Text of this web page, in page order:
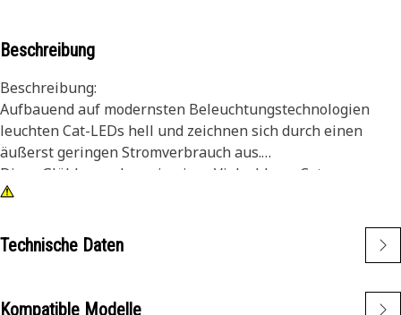
Beschreibung
Beschreibung:
Aufbauend auf modernsten Beleuchtungstechnologien
leuchten Cat-LEDs hell und zeichnen sich durch einen
äußerst geringen Stromverbrauch aus.
Diese Glühlampe kann in einer Vielzahl von Cat-
Maschinen eingesetzt werden; sie zeichnet sich durch
Merkmale:
• 24 V
Technische Daten
Kompatible Modelle